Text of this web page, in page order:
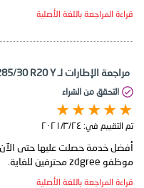
قراءة المراجعة باللغة الأصلية
مراجعة الإطارات لـ Michelin Pilot Sport 4 S 285/30 R20 Y
التحقق من الشراء
تم التقييم في: ٢٤‏/٣‏/٢٠٢١
أفضل خدمة حصلت عليها حتى
موظفو zdgree محترفين للغاية.
قراءة المراجعة باللغة الأصلية